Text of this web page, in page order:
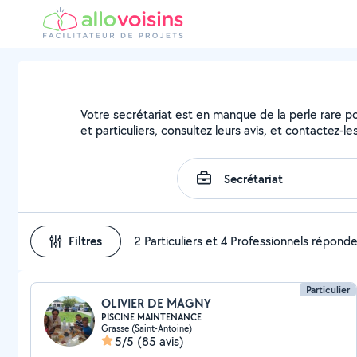
Votre secrétariat est en manque de la perle rare
et particuliers, consultez leurs avis, et contactez-
Filtres 2 Particuliers et 4 Professionnels
Particulier
OLIVIER DE MAGNY
PISCINE MAINTENANCE
Grasse (Saint-Antoine)
5/5 (85 avis)